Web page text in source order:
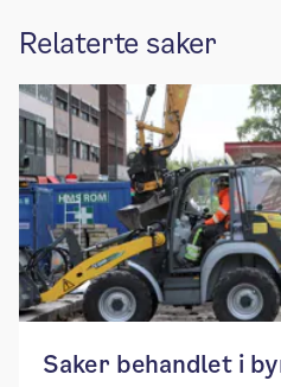
Relaterte saker
Saker behandlet i